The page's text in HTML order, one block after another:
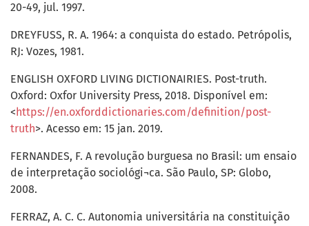
20-49, jul. 1997.
DREYFUSS, R. A. 1964: a conquista do estado. Petrópolis,
RJ: Vozes, 1981.
ENGLISH OXFORD LIVING DICTIONAIRIES. Post-truth.
Oxford: Oxfor University Press, 2018. Disponível em:
< https://en.oxforddictionaries.com/definition/post-
truth>. Acesso em: 15 jan. 2019.
FERNANDES, F. A revolução burguesa no Brasil: um ensaio
de interpretação sociológi¬ca. São Paulo, SP: Globo,
2008.
FERRAZ, A. C. C. Autonomia universitária na constituição